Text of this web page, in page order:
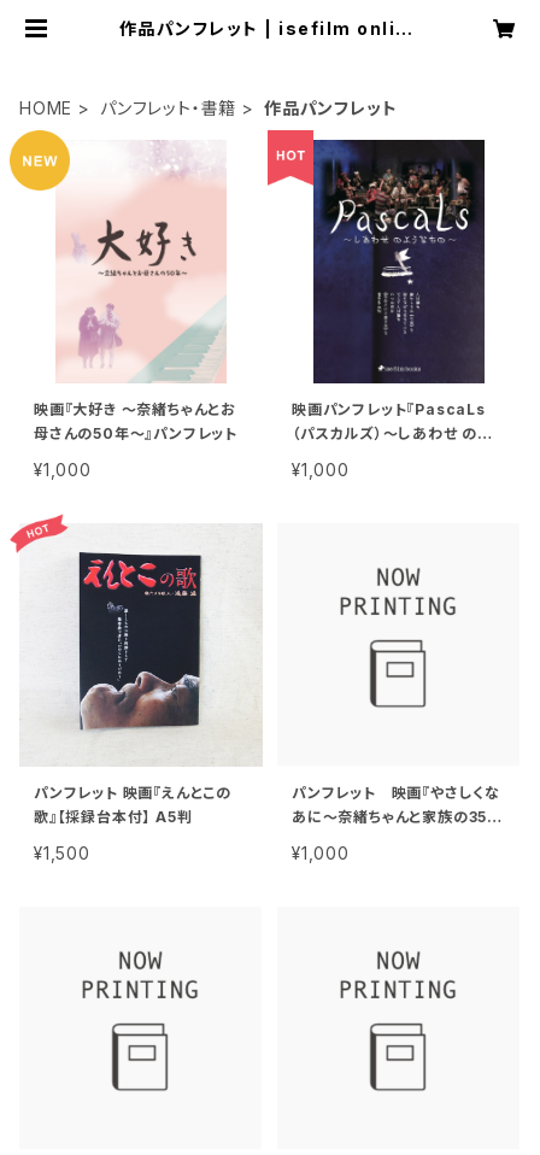
作品パンフレット | isefilm online
HOME パンフレット・書籍 作品パンフレット
映画『大好き 〜奈緒ちゃんとお
母さんの50年〜』パンフレット
¥1,000
映画パンフレット『PascaLs
（パスカルズ）〜しあわせ のよう
¥1,000
パンフレット 映画『えんとこの
歌』【採録台本付】 A5判
¥1,500
パンフレット 映画『やさしくな
あに〜奈緒ちゃんと家族の35
¥1,000